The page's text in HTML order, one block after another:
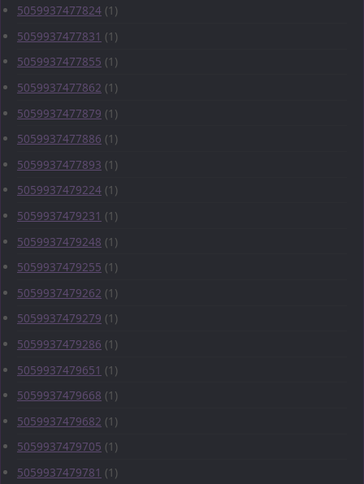
5059937477824 (1)
5059937477831 (1)
5059937477855 (1)
5059937477862 (1)
5059937477879 (1)
5059937477886 (1)
5059937477893 (1)
5059937479224 (1)
5059937479231 (1)
5059937479248 (1)
5059937479255 (1)
5059937479262 (1)
5059937479279 (1)
5059937479286 (1)
5059937479651 (1)
5059937479668 (1)
5059937479682 (1)
5059937479705 (1)
5059937479781 (1)